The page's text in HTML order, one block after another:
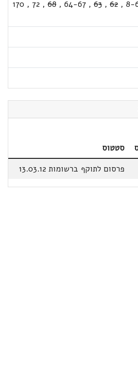
8-
,
62
,
63
,
64-67
,
68
,
72
,
170
סטטוס
פרסום לתוקף ברשומות 13.03.12